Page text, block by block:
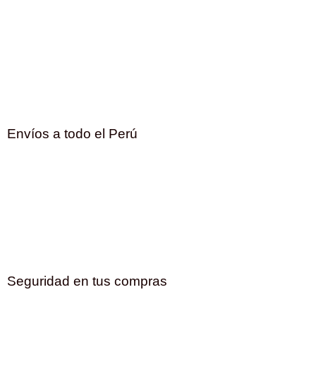
Envíos a todo el Perú
Seguridad en tus compras